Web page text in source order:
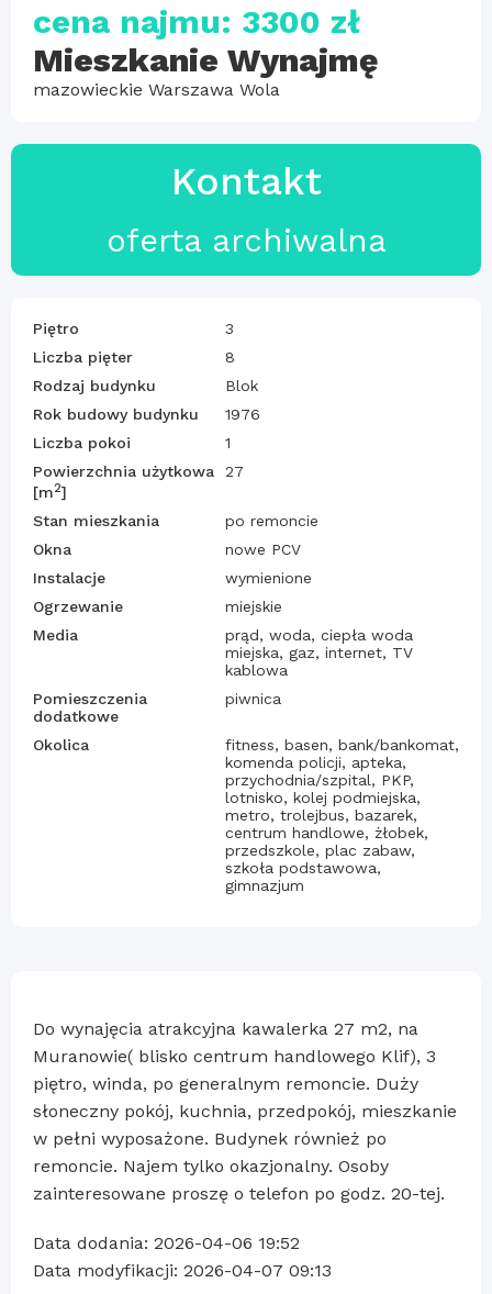
cena najmu: 3300 zł
Mieszkanie Wynajmę
mazowieckie Warszawa Wola
Kontakt
oferta archiwalna
Piętro
3
Liczba pięter
8
Rodzaj budynku
Blok
Rok budowy budynku
1976
Liczba pokoi
1
Powierzchnia użytkowa
[m2]
27
Stan mieszkania
po remoncie
Okna
nowe PCV
Instalacje
wymienione
Ogrzewanie
miejskie
Media
prąd, woda, ciepła woda
miejska, gaz, internet, TV
kablowa
Pomieszczenia
dodatkowe
piwnica
Okolica
fitness, basen, bank/bankomat,
komenda policji, apteka,
przychodnia/szpital, PKP,
lotnisko, kolej podmiejska,
metro, trolejbus, bazarek,
centrum handlowe, żłobek,
przedszkole, plac zabaw,
szkoła podstawowa,
gimnazjum
Do wynajęcia atrakcyjna kawalerka 27 m2, na
Muranowie( blisko centrum handlowego Klif), 3
piętro, winda, po generalnym remoncie. Duży
słoneczny pokój, kuchnia, przedpokój, mieszkanie
w pełni wyposażone. Budynek również po
remoncie. Najem tylko okazjonalny. Osoby
zainteresowane proszę o telefon po godz. 20-tej.
Data dodania: 2026-04-06 19:52
Data modyfikacji: 2026-04-07 09:13